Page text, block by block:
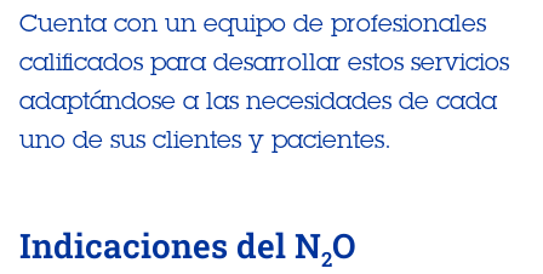
Cuenta con un equipo de profesionales
calificados para desarrollar estos servicios
adaptándose a las necesidades de cada
uno de sus clientes y pacientes.
Indicaciones del N2O